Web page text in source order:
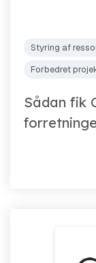
Styring af
Forbedret
Sådan fik